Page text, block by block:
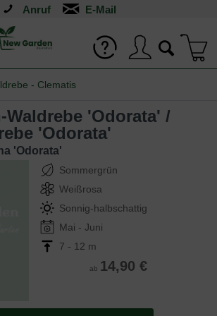
Anruf
- Clematis
'Odorata'
'Odorata'
Sommergrün
Weißrosa
Sonnig-halbschattig
Mai - Juni
7 - 12 m
ab 14,90 €